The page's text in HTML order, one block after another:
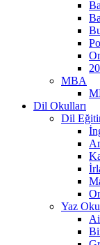
MBA
Dil Okulları
Dil
Yaz